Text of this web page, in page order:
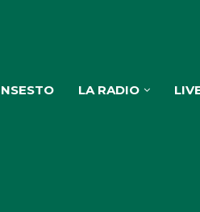
PULISERVICE: INGAGGIATA
LA RADIO